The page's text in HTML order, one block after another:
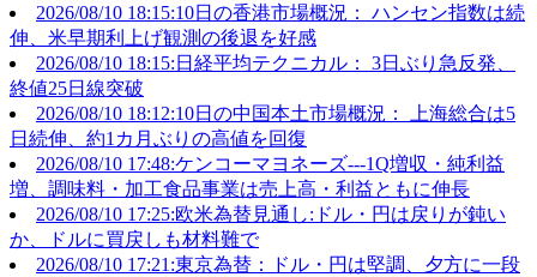
2026/08/10 18:15:10日の香港市場概況： ハンセン指数は続
伸、米早期利上げ観測の後退を好感
2026/08/10 18:15:日経平均テクニカル： 3日ぶり急反発、
終値25日線突破
2026/08/10 18:12:10日の中国本土市場概況： 上海総合は5
日続伸、約1カ月ぶりの高値を回復
2026/08/10 17:48:ケンコーマヨネーズ---1Q増収・純利益
増、調味料・加工食品事業は売上高・利益ともに伸長
2026/08/10 17:25:欧米為替見通し:ドル・円は戻りが鈍い
か、ドルに買戻しも材料難で
2026/08/10 17:21:東京為替：ドル・円は堅調、夕方に一段